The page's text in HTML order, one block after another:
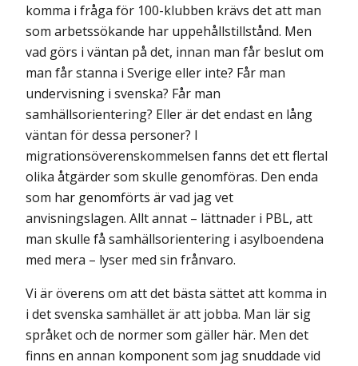
komma i fråga för 100-klubben krävs det att man
som arbetssökande har uppehållstillstånd. Men
vad görs i väntan på det, innan man får beslut om
man får stanna i Sverige eller inte? Får man
undervisning i svenska? Får man
samhällsorientering? Eller är det endast en lång
väntan för dessa personer? I
migrationsöverenskommelsen fanns det ett flertal
olika åtgärder som skulle genomföras. Den enda
som har genomförts är vad jag vet
anvisningslagen. Allt annat – lättnader i PBL, att
man skulle få samhällsorientering i asylboendena
med mera – lyser med sin frånvaro.
Vi är överens om att det bästa sättet att komma in
i det svenska samhället är att jobba. Man lär sig
språket och de normer som gäller här. Men det
finns en annan komponent som jag snuddade vid